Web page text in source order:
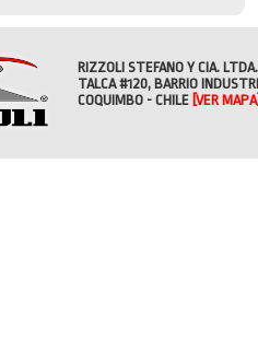
RIZZOLI STEFANO Y CIA. LTDA.
TALCA #120, BARRIO
COQUIMBO - CHILE [VER